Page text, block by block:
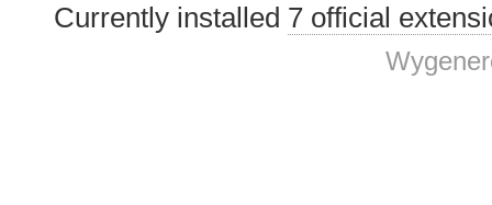
Currently installed 7 official